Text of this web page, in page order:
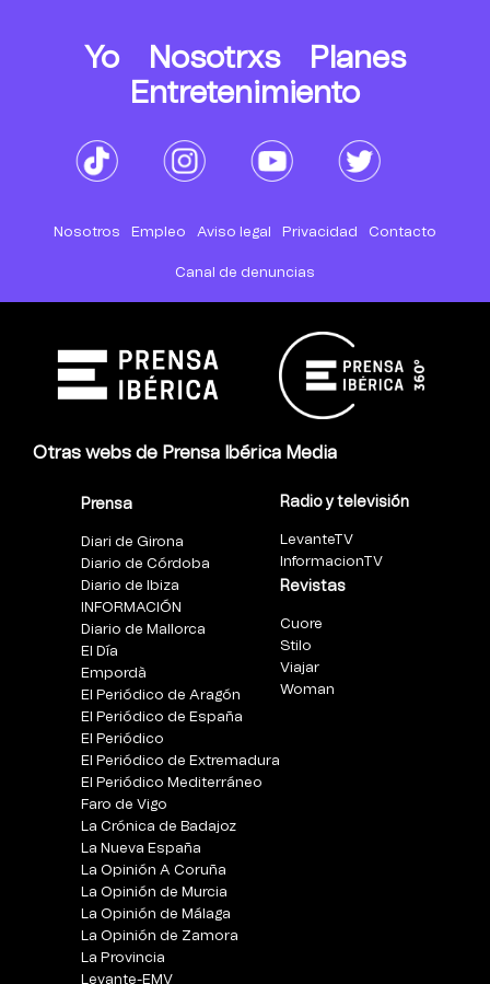
Yo Nosotrxs
Planes
Entretenimiento
Nosotros Empleo Aviso legal Privacidad Contacto
Canal de denuncias
Otras webs de Prensa Ibérica Media
Prensa
Diari de Girona
Diario de Córdoba
Diario de Ibiza
INFORMACIÓN
Diario de Mallorca
El Día
Empordà
El Periódico de Aragón
El Periódico de España
El Periódico
El Periódico de Extremadura
El Periódico Mediterráneo
Faro de Vigo
La Crónica de Badajoz
La Nueva España
La Opinión A Coruña
La Opinión de Murcia
La Opinión de Málaga
La Opinión de Zamora
La Provincia
Levante-EMV
Radio y televisión
LevanteTV
InformacionTV
Revistas
Cuore
Stilo
Viajar
Woman